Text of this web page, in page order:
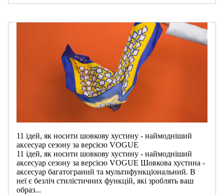
11 ідей, як носити шовкову хустину - наймодніший
аксесуар сезону за версією VOGUE
11 ідей, як носити шовкову хустину - наймодніший
аксесуар сезону за версією VOGUE Шовкова хустина -
аксесуар багатограний та мультифункціональний. В
неї є безліч стилістичних функцій, які зроблять ваш
образ...